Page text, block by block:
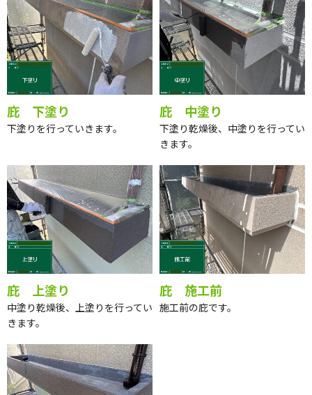
庇 下塗り
下塗りを行っていきます。
庇 中塗り
下塗り乾燥後、中塗りを行ってい
きます。
庇 上塗り
中塗り乾燥後、上塗りを行ってい
きます。
庇 施工前
施工前の庇です。